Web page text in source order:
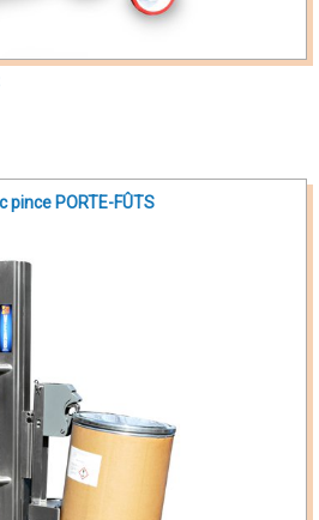
PORTE-FÛTS